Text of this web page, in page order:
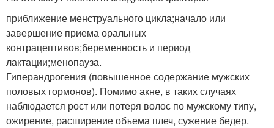
приближение менструального цикла;начало или
завершение приема оральных
контрацептивов;беременность и период
лактации;менопауза.
Гиперандрогения (повышенное содержание мужских
половых гормонов). Помимо акне, в таких случаях
наблюдается рост или потеря волос по мужскому типу,
ожирение, расширение объема плеч, сужение бедер.